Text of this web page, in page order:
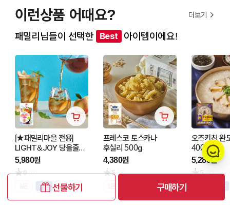
이런상품 어때요? 더보기
패밀리님들이 선택한 Best 아이템이에요!
[★패밀리마을 전용]
LIGHT&JOY 당을줄인
아이스티 복숭아맛(20T)
240G
5,980원
0(0)
프레스코 토스카나
후실리 500g
4,380원
5 (2)
오즈키친 완
400G
5,280원
5(2)
선물하기 구매하기